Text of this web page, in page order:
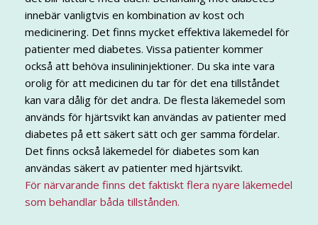
innebär vanligtvis en kombination av kost och
medicinering. Det finns mycket effektiva läkemedel för
patienter med diabetes. Vissa patienter kommer
också att behöva insulininjektioner. Du ska inte vara
orolig för att medicinen du tar för det ena tillståndet
kan vara dålig för det andra. De flesta läkemedel som
används för hjärtsvikt kan användas av patienter med
diabetes på ett säkert sätt och ger samma fördelar.
Det finns också läkemedel för diabetes som kan
användas säkert av patienter med hjärtsvikt.
För närvarande finns det faktiskt flera nyare läkemedel
som behandlar båda tillstånden.